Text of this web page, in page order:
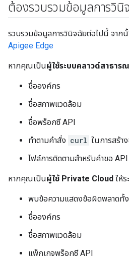
ต้องรวบรวมข้อมูลการวินิ
รวบรวมข้อมูลการวินิจฉัยต่อไปนี้ จาก
Apigee Edge
หากคุณเป็นผู้ใช้ระบบคลาวด์สาธาร
ชื่อองค์กร
ชื่อสภาพแวดล้อม
ชื่อพร็อกซี API
ทำตามคำสั่ง curl ในการสร้า
ไฟล์การติดตามสำหรับคำขอ API
หากคุณเป็นผู้ใช้ Private Cloud ให้
พบข้อความแสดงข้อผิดพลาดทั้
ชื่อองค์กร
ชื่อสภาพแวดล้อม
แพ็กเกจพร็อกซี API